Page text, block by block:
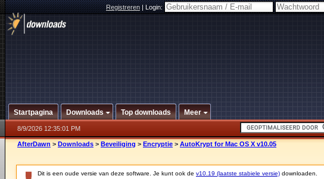
Registreren|Login:
Startpagina Downloads Top downloads Meer
8/9/2026 12:35:01 PM
AfterDawn > Downloads > Beveiliging > Encryptie > AutoKrypt for Mac OS X v10.05
Dit is een oude versie van deze software. Je kunt ook de v10.19 (laatste stabiele versie) downloaden.